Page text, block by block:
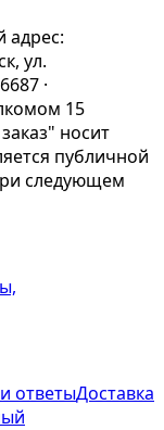
ул.
·
15
носит
публичной
следующем
ответыДоставка